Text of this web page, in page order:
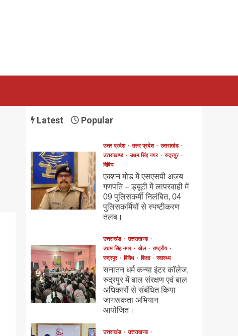
Latest Popular
उत्तर प्रदेश उत्तर प्रदेश
उत्तराखंड
उत्तराखण्ड
उधम सिंह नगर
रुद्रपुर
विविध
एक्शन मोड में एसएसपी अजय
गणपति – ड्यूटी में लापरवाही में
09 पुलिसकर्मी निलंबित, 04
पुलिसकर्मियों से स्पष्टीकरण
तलब।
उत्तराखंड
उत्तराखण्ड
उधम सिंह नगर
खेल
राष्ट्रीय
रुद्रपुर
विविध शिक्षा स्वास्थ्य
सनातन धर्म कन्या इंटर कॉलेज,
रुद्रपुर में बाल संरक्षण एवं बाल
अधिकारों से संबंधित किया
जागरूकता अभियान
आयोजित।
उत्तराखंड
उत्तराखण्ड